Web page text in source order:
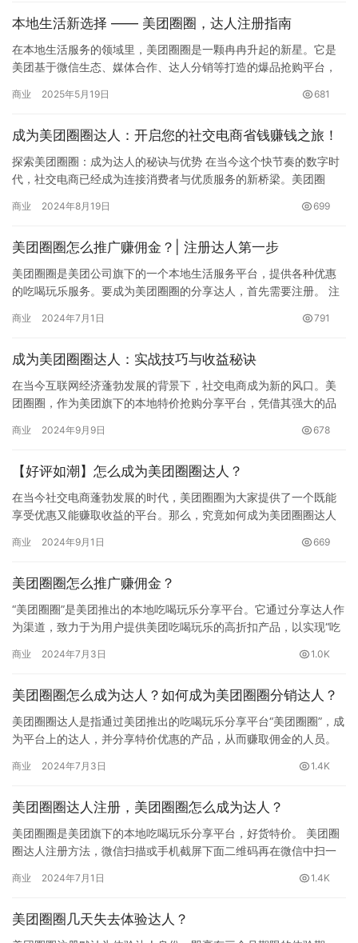
本地生活新选择 —— 美团圈圈，达人注册指南
在本地生活服务的领域里，美团圈圈是一颗冉冉升起的新星。它是
美团基于微信生态、媒体合作、达人分销等打造的爆品抢购平台，
地生活…
商业 2025年5月19日 681
成为美团圈圈达人：开启您的社交电商省钱赚钱之旅！
探索美团圈圈：成为达人的秘诀与优势 在当今这个快节奏的数字时
代，社交电商已经成为连接消费者与优质服务的新桥梁。美团圈
度，迅…
商业 2024年8月19日 699
美团圈圈怎么推广赚佣金？| 注册达人第一步
美团圈圈是美团公司旗下的一个本地生活服务平台，提供各种优惠
的吃喝玩乐服务。要成为美团圈圈的分享达人，首先需要注册。 注
商业 2024年7月1日 791
成为美团圈圈达人：实战技巧与收益秘诀
在当今互联网经济蓬勃发展的背景下，社交电商成为新的风口。美
团圈圈，作为美团旗下的本地特价抢购分享平台，凭借其强大的品
讨如何…
商业 2024年9月9日 678
【好评如潮】怎么成为美团圈圈达人？
在当今社交电商蓬勃发展的时代，美团圈圈为大家提供了一个既能
享受优惠又能赚取收益的平台。那么，究竟如何成为美团圈圈达人
地…
商业 2024年9月1日 669
美团圈圈怎么推广赚佣金？
“美团圈圈”是美团推出的本地吃喝玩乐分享平台。它通过分享达人作
为渠道，致力于为用户提供美团吃喝玩乐的高折扣产品，以实现“吃
商业 2024年7月3日 1.0K
美团圈圈怎么成为达人？如何成为美团圈圈分销达人？
美团圈圈达人是指通过美团推出的吃喝玩乐分享平台“美团圈圈”，成
为平台上的达人，并分享特价优惠的产品，从而赚取佣金的人员。
商业 2024年7月3日 1.4K
美团圈圈达人注册，美团圈圈怎么成为达人？
美团圈圈是美团旗下的本地吃喝玩乐分享平台，好货特价。 美团圈
圈达人注册方法，微信扫描或手机截屏下面二维码再在微信中扫一
商业 2024年7月1日 1.4K
美团圈圈几天失去体验达人？